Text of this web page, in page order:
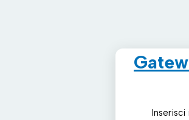
Inserisci